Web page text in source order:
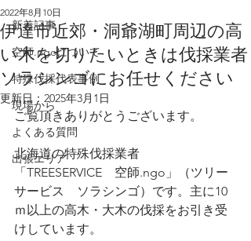
新着記事
空師.ngoについて
特殊伐採代表事例
現場から
よくある質問
出張エリア
伊達市近郊・洞爺湖町周辺の高
い木を切りたいときは伐採業者
ソラシンゴにお任せください
2022年8月10日
更新日： 2025年3月1日
ご覧頂きありがとうございます。
北海道の特殊伐採業者
「TREESERVICE　空師.ngo」（ツリー
サービス　ソラシンゴ）です。主に10
ｍ以上の高木・大木の伐採をお引き受
けしています。